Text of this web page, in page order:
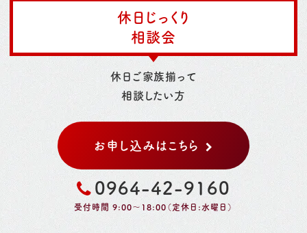
休日じっくり
相談会
休日ご家族揃って
相談したい方
お申し込みはこちら
0964-42-9160
受付時間 9:00～18:00（定休日:水曜日）